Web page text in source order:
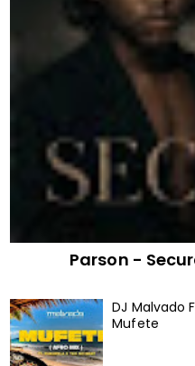
Parson -
DJ Malvado
Mufete